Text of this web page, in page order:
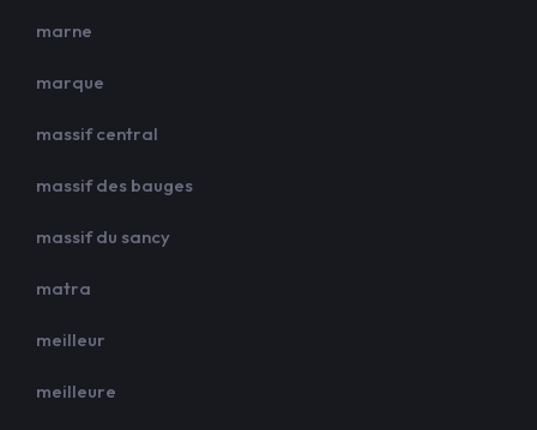
marne
marque
massif central
massif des bauges
massif du sancy
matra
meilleur
meilleure